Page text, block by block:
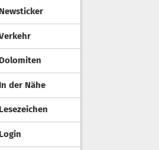
Newsticker
Dolomiten
In der Nähe
Lesezeichen
Login